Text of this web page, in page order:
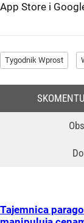
App Store i
Tygodnik Wprost
Tajemnica